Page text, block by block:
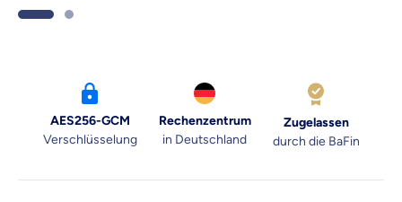
dagegen tun!
AES256-GCM
Verschlüsselung
Rechenzentrum
in Deutschland
Zugelassen
durch die BaFin